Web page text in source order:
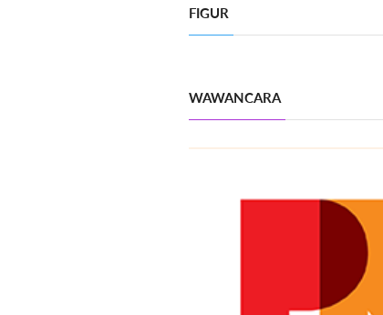
FIGUR
WAWANCARA